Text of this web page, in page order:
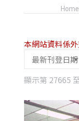
You
Home
顯示第 27665
本網站資料係